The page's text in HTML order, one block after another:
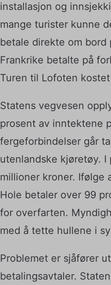
installasjon og
mange turister kunne
betale direkte om bord
Frankrike betalte på
Turen til Lofoten
Statens vegvesen
prosent av inntektene
fergeforbindelser går
utenlandske kjøretøy.
millioner kroner. Ifølge
Hole betaler over 99
for overfarten.
med å tette hullene i
Problemet er sjåfører
betalingsavtaler.